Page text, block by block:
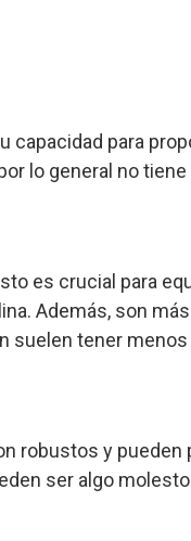
para
lo general no
es crucial para
Además, son
suelen tener
y pueden
ser algo